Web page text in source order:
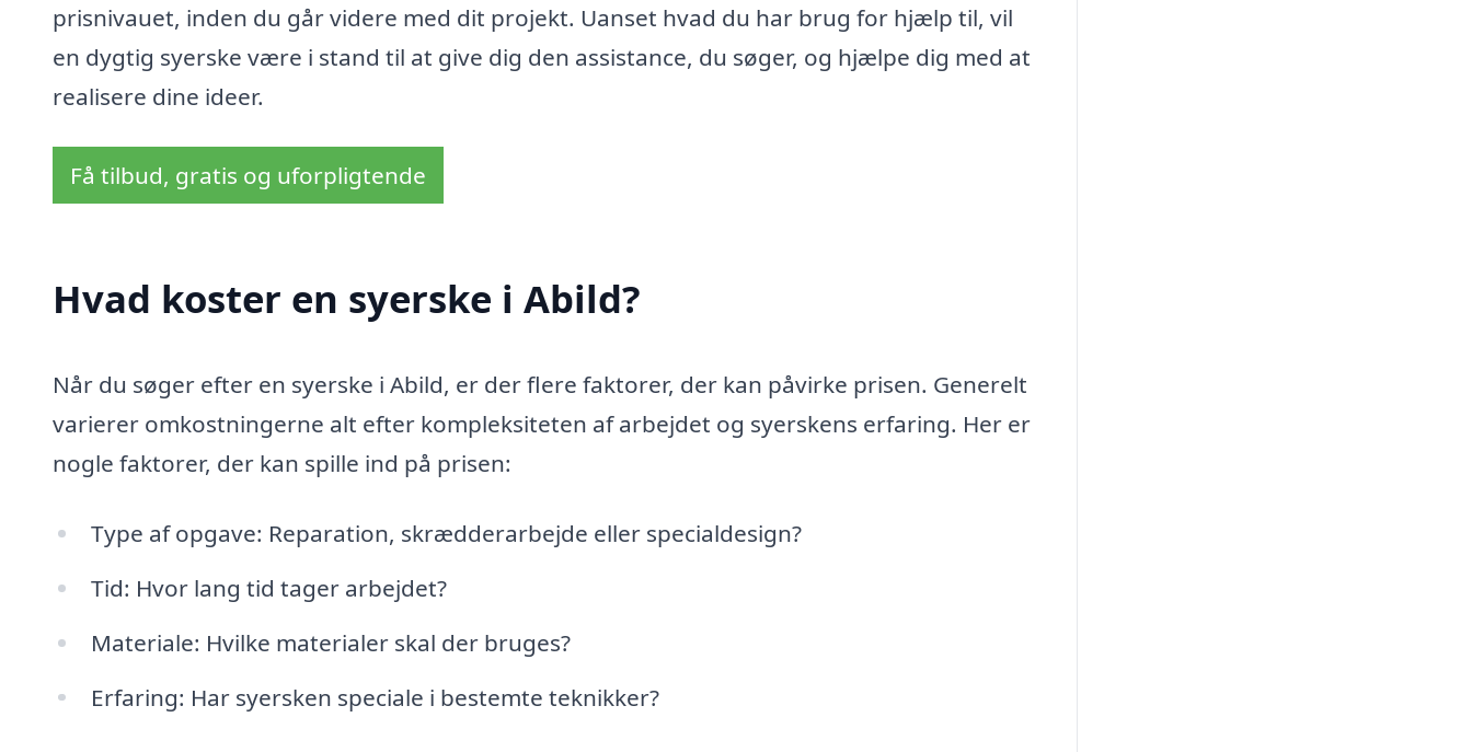
prisnivauet, inden du går videre med dit projekt. Uanset hvad du har brug for hjælp til, vil
en dygtig syerske være i stand til at give dig den assistance, du søger, og hjælpe dig med at
realisere dine ideer.
Få tilbud, gratis og uforpligtende
Hvad koster en syerske i Abild?
Når du søger efter en syerske i Abild, er der flere faktorer, der kan påvirke prisen. Generelt
varierer omkostningerne alt efter kompleksiteten af arbejdet og syerskens erfaring. Her er
nogle faktorer, der kan spille ind på prisen:
Type af opgave: Reparation, skrædderarbejde eller specialdesign?
Tid: Hvor lang tid tager arbejdet?
Materiale: Hvilke materialer skal der bruges?
Erfaring: Har syersken speciale i bestemte teknikker?